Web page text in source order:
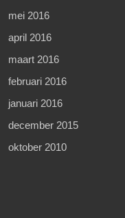
mei 2016
april 2016
maart 2016
februari 2016
januari 2016
december 2015
oktober 2010